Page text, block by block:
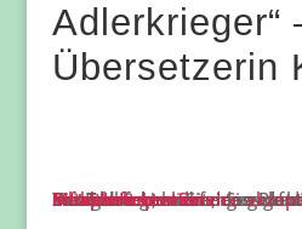
Adlerkrieger“
Übersetzerin
Sie sehen gerade einen
YouTube
. Um auf den eigentlichen Inhalt zuzugreifen, klicken Sie auf die Schaltfläche unten. Bitte beachten Sie, dass dabei Daten
Mehr Informationen
Inhalt entsperren
Erforderlichen Service akzeptieren und Inhalte entsperren